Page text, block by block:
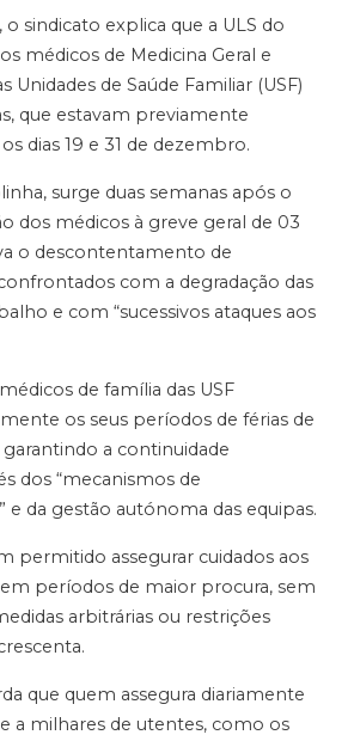
sindicato explica que a ULS do
médicos de Medicina Geral e
Unidades de Saúde Familiar (USF)
que estavam previamente
dias 19 e 31 de dezembro.
surge duas semanas após o
dos médicos à greve geral de 03
o descontentamento de
com a degradação das
e com “sucessivos ataques aos
de família das USF
os seus períodos de férias de
a continuidade
dos “mecanismos de
e da gestão autónoma das equipas.
permitido assegurar cuidados aos
períodos de maior procura, sem
arbitrárias ou restrições
que quem assegura diariamente
a milhares de utentes, como os